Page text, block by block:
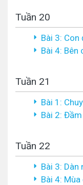
Tuần 20
Bài 3:
Bài 4: Bên
Tuần 21
Bài 1:
Bài 2:
Tuần 22
Bài 3: Dàn
Bài 4: